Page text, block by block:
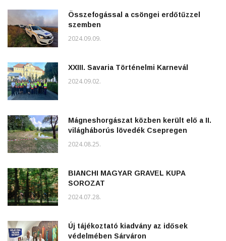
Összefogással a csöngei erdőtűzzel
szemben
2024.09.09.
XXIII. Savaria Történelmi Karnevál
2024.09.02.
Mágneshorgászat közben került elő a II.
világháborús lövedék Csepregen
2024.08.25.
BIANCHI MAGYAR GRAVEL KUPA
SOROZAT
2024.07.28.
Új tájékoztató kiadvány az idősek
védelmében Sárváron